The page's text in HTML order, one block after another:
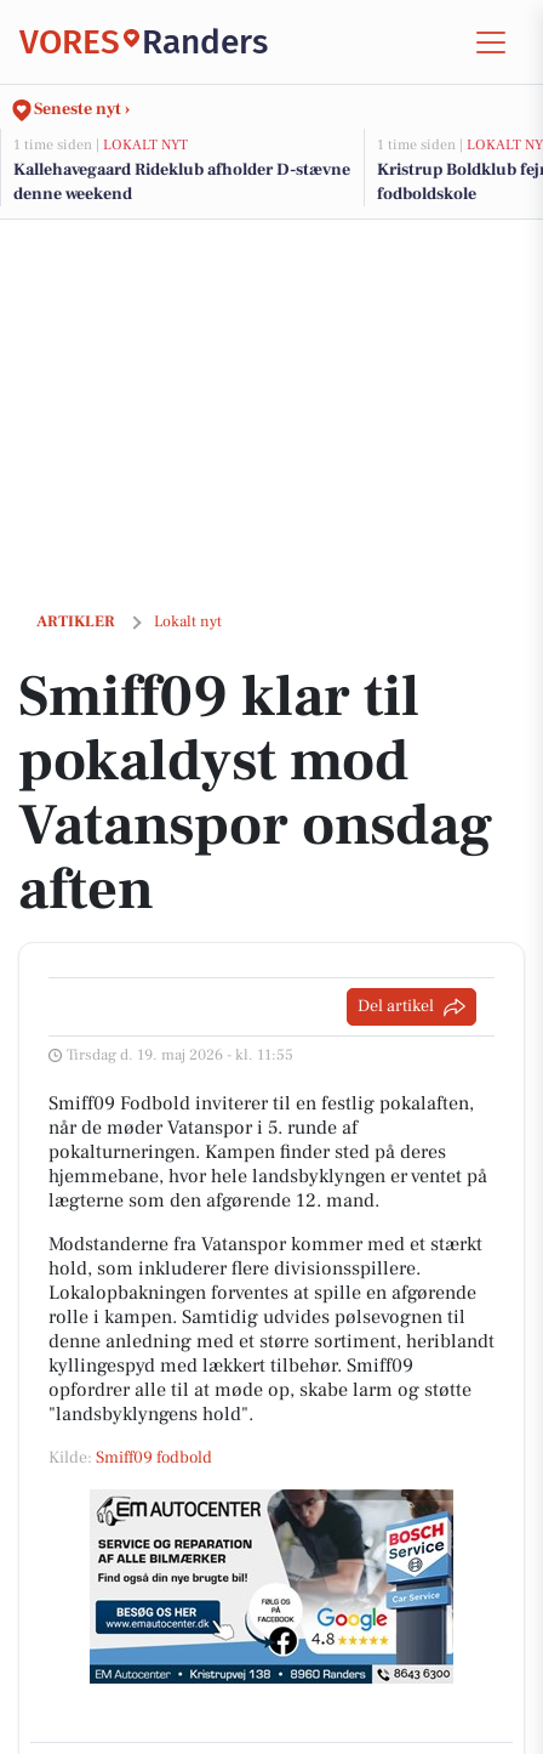
VORES Randers
Seneste nyt ›
1 time siden | LOKALT NYT
Kallehavegaard Rideklub afholder D-stævne
denne weekend
1 time siden | LOKALT
Kristrup Boldklub
fodboldskole
ARTIKLER Lokalt nyt
Smiff09 klar til pokaldyst mod Vatanspor onsdag aften
Smiff09 klar til
pokaldyst mod
Vatanspor onsdag
aften
Del artikel
Tirsdag d. 19. maj 2026 - kl. 11:55
Smiff09 Fodbold inviterer til en festlig pokalaften,
når de møder Vatanspor i 5. runde af
pokalturneringen. Kampen finder sted på deres
hjemmebane, hvor hele landsbyklyngen er ventet på
lægterne som den afgørende 12. mand.
Modstanderne fra Vatanspor kommer med et stærkt
hold, som inkluderer flere divisionsspillere.
Lokalopbakningen forventes at spille en afgørende
rolle i kampen. Samtidig udvides pølsevognen til
denne anledning med et større sortiment, heriblandt
kyllingespyd med lækkert tilbehør. Smiff09
opfordrer alle til at møde op, skabe larm og støtte
"landsbyklyngens hold".
Kilde: Smiff09 fodbold